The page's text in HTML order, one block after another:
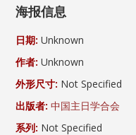
海报信息
日期: Unknown
作者: Unknown
外形尺寸: Not Specified
出版者: 中国主日学合会
系列: Not Specified